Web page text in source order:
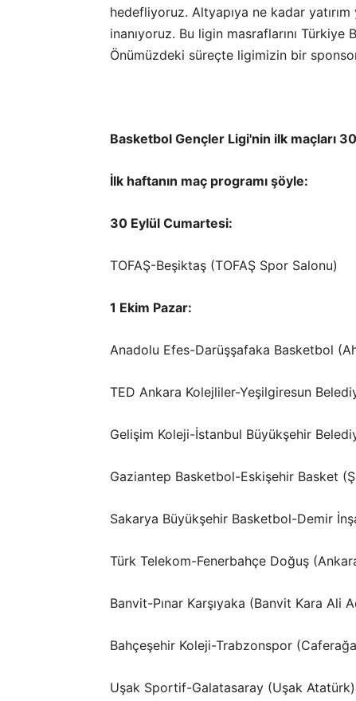
hedefliyoruz. Altyapıya ne kadar
inanıyoruz. Bu ligin masraflarını
Önümüzdeki süreçte ligimizin bir
Basketbol Gençler Ligi'nin ilk maçları
İlk haftanın maç programı şöyle:
30 Eylül Cumartesi:
TOFAŞ-Beşiktaş (TOFAŞ Spor Salonu)
1 Ekim Pazar:
Anadolu Efes-Darüşşafaka Basketbol
TED Ankara Kolejliler-Yeşilgiresun
Gelişim Koleji-İstanbul Büyükşehir
Gaziantep Basketbol-Eskişehir Basket
Sakarya Büyükşehir Basketbol-Demir
Türk Telekom-Fenerbahçe Doğuş
Banvit-Pınar Karşıyaka (Banvit Kara Ali
Bahçeşehir Koleji-Trabzonspor
Uşak Sportif-Galatasaray (Uşak Atatürk)